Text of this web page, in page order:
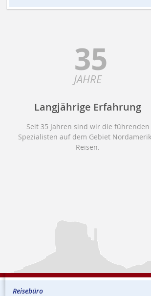
35
JAHRE
Langjährige Erfahrung
Seit 35 Jahren sind wir die führenden
Spezialisten auf dem Gebiet
Reisen.
Reisebüro